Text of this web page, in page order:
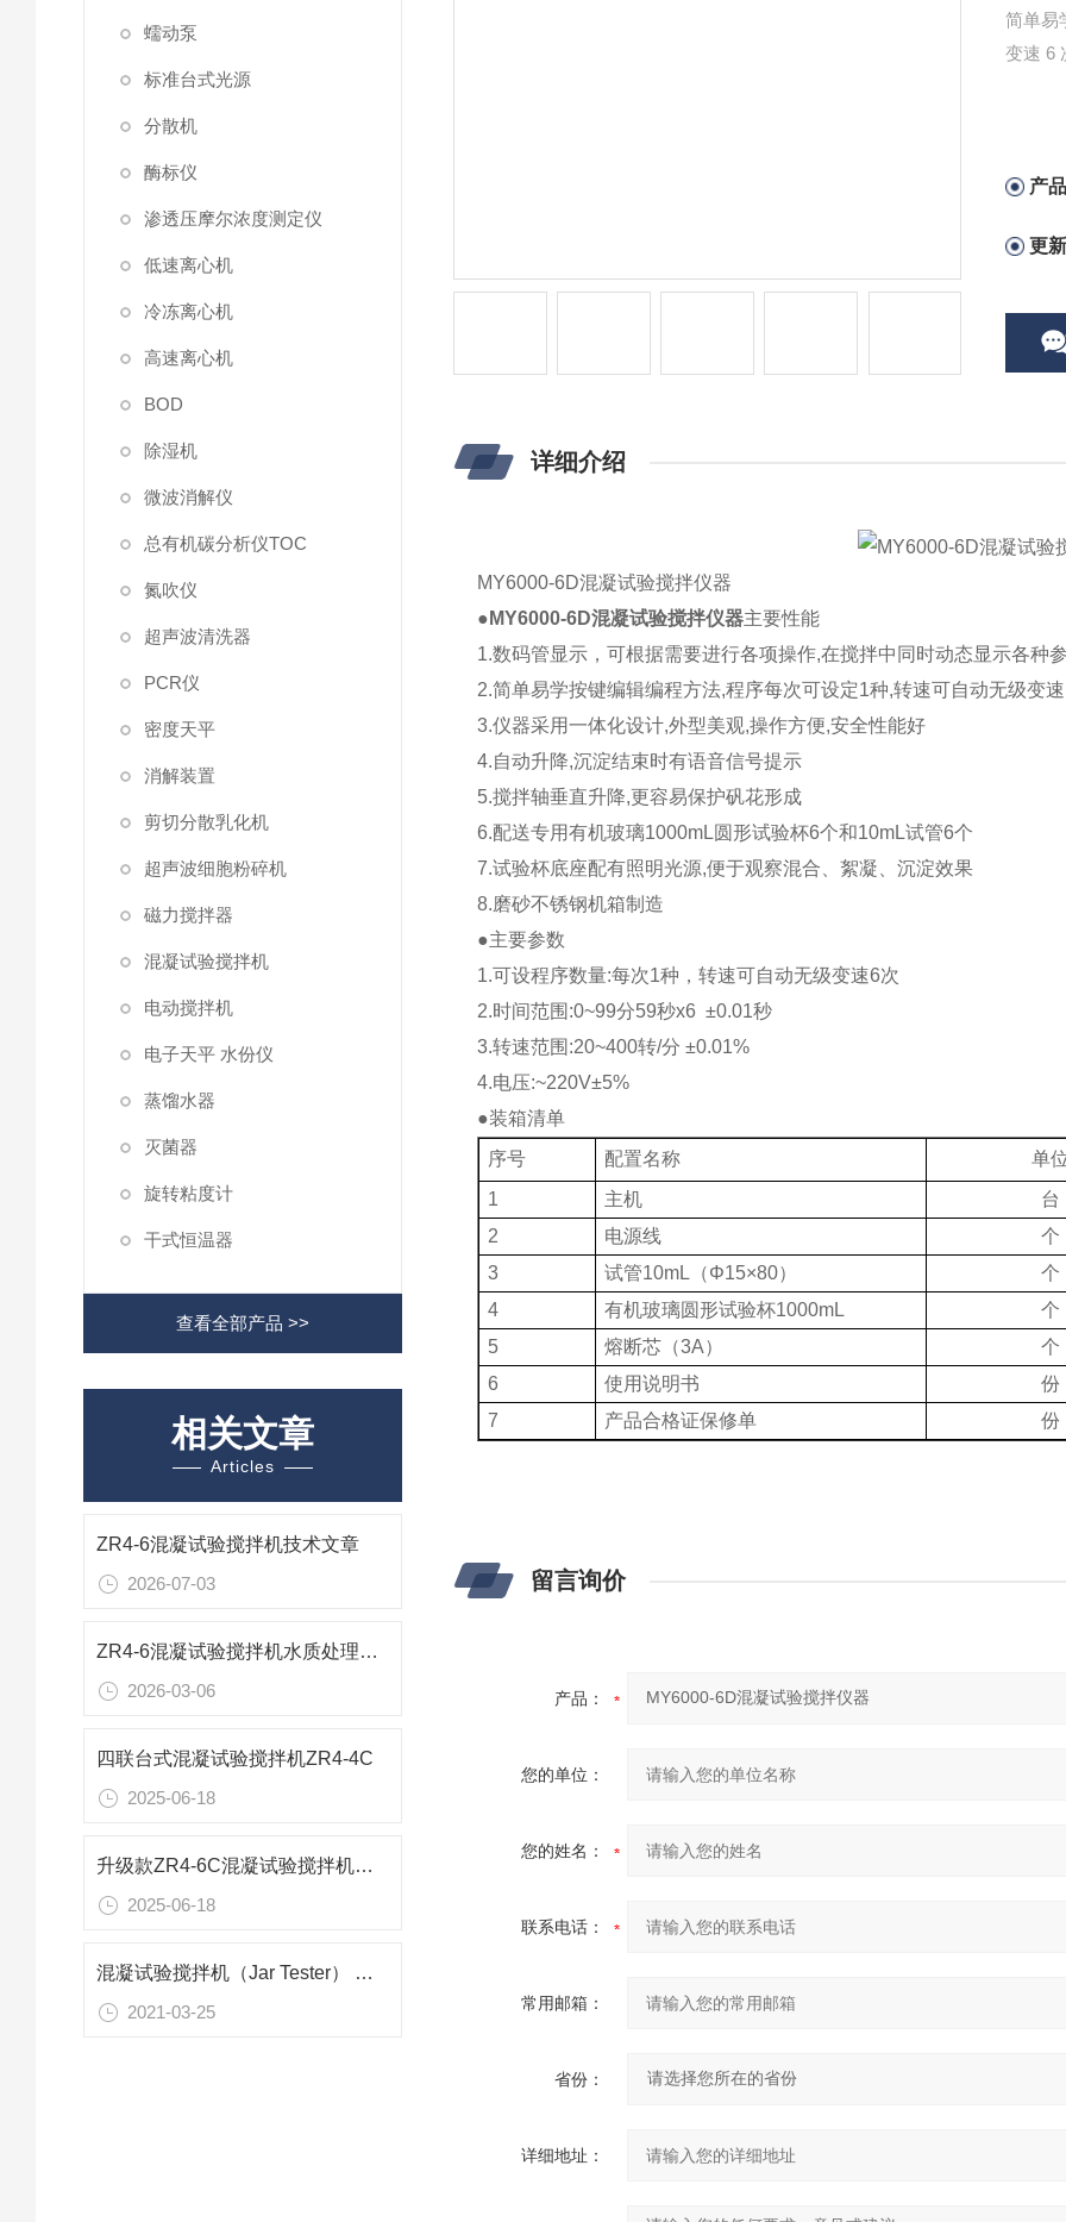
蠕动泵
标准台式光源
分散机
酶标仪
渗透压摩尔浓度测定仪
低速离心机
冷冻离心机
高速离心机
BOD
除湿机
微波消解仪
总有机碳分析仪TOC
氮吹仪
超声波清洗器
PCR仪
密度天平
消解装置
剪切分散乳化机
超声波细胞粉碎机
磁力搅拌器
混凝试验搅拌机
电动搅拌机
电子天平 水份仪
蒸馏水器
灭菌器
旋转粘度计
干式恒温器
查看全部产品 >>
相关文章
Articles
ZR4-6混凝试验搅拌机技术文章
2026-07-03
ZR4-6混凝试验搅拌机水质处理平行试验程序控制自动加药
2026-03-06
四联台式混凝试验搅拌机ZR4-4C
2025-06-18
升级款ZR4-6C混凝试验搅拌机技术参数
2025-06-18
混凝试验搅拌机（Jar Tester） 简单介绍
2021-03-25
简单易
变速 6
产
更
详细介绍
MY6000-6D混凝试验搅拌仪器
● MY6000-6D混凝试验搅拌仪器主要性能
1.数码管显示，可根据需要进行各项操作,在搅拌中同时动态显示各种
2.简单易学按键编辑编程方法,程序每次可设定1种,转速可自动无级变
3.仪器采用一体化设计,外型美观,操作方便,安全性能好
4.自动升降,沉淀结束时有语音信号提示
5.搅拌轴垂直升降,更容易保护矾花形成
6.配送专用有机玻璃1000mL圆形试验杯6个和10mL试管6个
7.试验杯底座配有照明光源,便于观察混合、絮凝、沉淀效果
8.磨砂不锈钢机箱制造
●主要参数
1.可设程序数量:每次1种，转速可自动无级变速6次
2.时间范围:0~99分59秒x6 ±0.01秒
3.转速范围:20~400转/分 ±0.01%
4.电压:~220V±5%
●装箱清单
序号
配置名称 单
1
主机 台
2
电源线 个
3
试管10mL（Φ15×80） 个
4
有机玻璃圆形试验杯1000mL 个
5
熔断芯（3A） 个
6
使用说明书 份
7
产品合格证保修单 份
留言询价
产品：
您的单位：
您的姓名：
联系电话：
常用邮箱：
省份：
详细地址：